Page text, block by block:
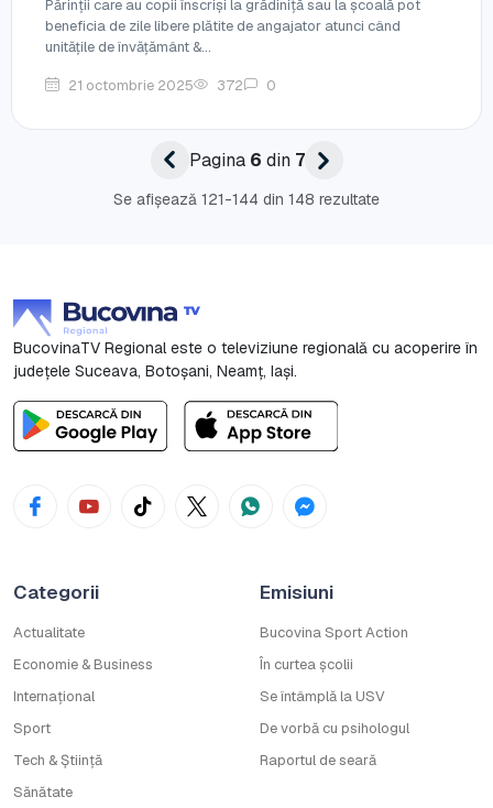
Părinții care au copii înscriși la grădiniță sau la școală pot
beneficia de zile libere plătite de angajator atunci când
unitățile de învățământ &...
21 octombrie 2025 372 0
Pagina 6 din 7
Se afișează 121-144 din 148 rezultate
BucovinaTV Regional este o televiziune regională cu acoperire în
județele Suceava, Botoşani, Neamț, Iași.
Categorii
Actualitate
Economie & Business
Internațional
Sport
Tech & Știință
Sănătate
Emisiuni
Bucovina Sport Action
În curtea școlii
Se întâmplă la USV
De vorbă cu psihologul
Raportul de seară